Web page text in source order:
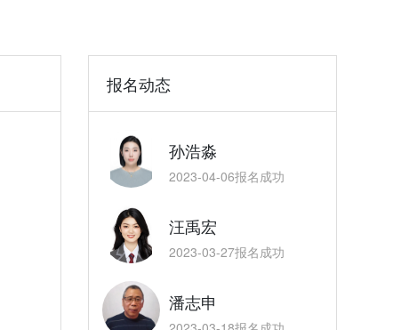
报名动态
孙浩淼
2023-04-06报名成功
汪禹宏
2023-03-27报名成功
潘志申